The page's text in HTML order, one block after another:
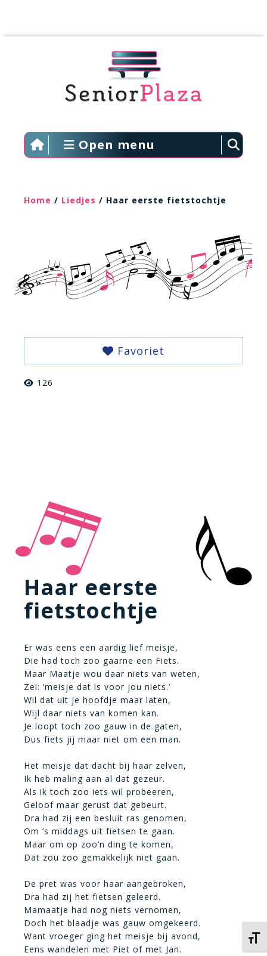
Open menu
Home / Liedjes / Haar eerste fietstochtje
Favoriet
126
Haar eerste
fietstochtje
Er was eens een aardig lief meisje,
Die had toch zoo gaarne een Fiets.
Maar Maatje wou daar niets van weten,
Zei: ‘meisje dat is voor jou niets.’
Wil dat uit je hoofdje maar laten,
Wijl daar niets van komen kan.
Je loopt toch zoo gauw in de gaten,
Dus fiets jij maar niet om een man.
Het meisje dat dacht bij haar zelven,
Ik heb maling aan al dat gezeur.
Als ik toch zoo iets wil probeeren,
Geloof maar gerust dat gebeurt.
Dra had zij een besluit ras genomen,
Om ’s middags uit fietsen te gaan.
Maar om op zoo’n ding te komen,
Dat zou zoo gemakkelijk niet gaan.
De pret was voor haar aangebroken,
Dra had zij het fietsen geleerd.
Mamaatje had nog niets vernomen,
Doch het blaadje was gauw omgekeerd.
Want vroeger ging het meisje bij avond,
Eens wandelen met Piet of met Jan.